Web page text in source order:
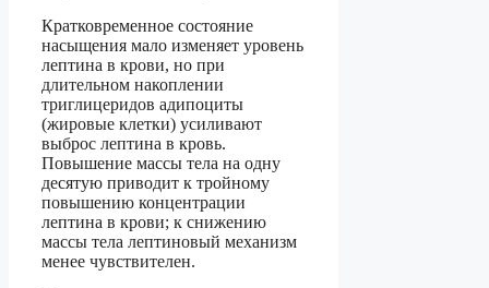
Кратковременное состояние
насыщения мало изменяет уровень
лептина в крови, но при
длительном накоплении
триглицеридов адипоциты
(жировые клетки) усиливают
выброс лептина в кровь.
Повышение массы тела на одну
десятую приводит к тройному
повышению концентрации
лептина в крови; к снижению
массы тела лептиновый механизм
менее чувствителен.